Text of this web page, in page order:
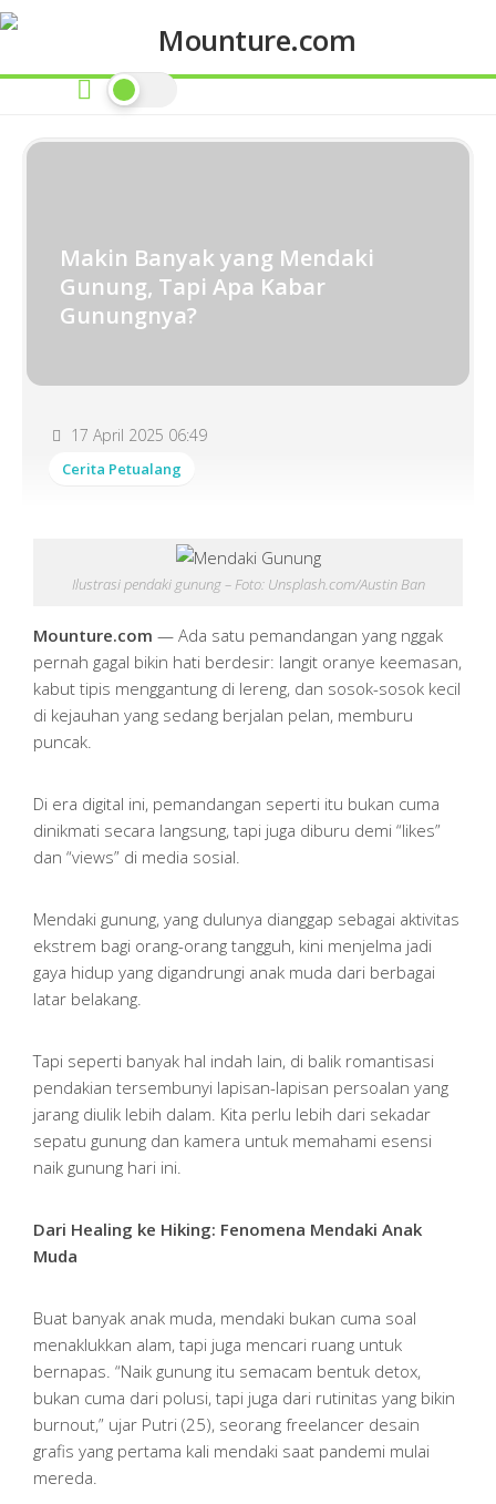
Skip
to
Makin Banyak yang Mendaki
Gunung, Tapi Apa Kabar
Gunungnya?
17 April 2025 06:49
Cerita Petualang
Ilustrasi pendaki gunung – Foto: Unsplash.com/Austin Ban
Mounture.com — Ada satu pemandangan yang nggak
pernah gagal bikin hati berdesir: langit oranye keemasan,
kabut tipis menggantung di lereng, dan sosok-sosok kecil
di kejauhan yang sedang berjalan pelan, memburu
puncak.
Di era digital ini, pemandangan seperti itu bukan cuma
dinikmati secara langsung, tapi juga diburu demi “likes”
dan “views” di media sosial.
Mendaki gunung, yang dulunya dianggap sebagai aktivitas
ekstrem bagi orang-orang tangguh, kini menjelma jadi
gaya hidup yang digandrungi anak muda dari berbagai
latar belakang.
Tapi seperti banyak hal indah lain, di balik romantisasi
pendakian tersembunyi lapisan-lapisan persoalan yang
jarang diulik lebih dalam. Kita perlu lebih dari sekadar
sepatu gunung dan kamera untuk memahami esensi
naik gunung hari ini.
Dari Healing ke Hiking: Fenomena Mendaki Anak
Muda
Buat banyak anak muda, mendaki bukan cuma soal
menaklukkan alam, tapi juga mencari ruang untuk
bernapas. “Naik gunung itu semacam bentuk detox,
bukan cuma dari polusi, tapi juga dari rutinitas yang bikin
burnout,” ujar Putri (25), seorang freelancer desain
grafis yang pertama kali mendaki saat pandemi mulai
mereda.